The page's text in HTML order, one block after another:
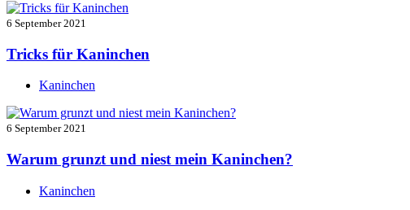
6 September 2021
Tricks für Kaninchen
Kaninchen
6 September 2021
Warum grunzt und niest mein Kaninchen?
Kaninchen